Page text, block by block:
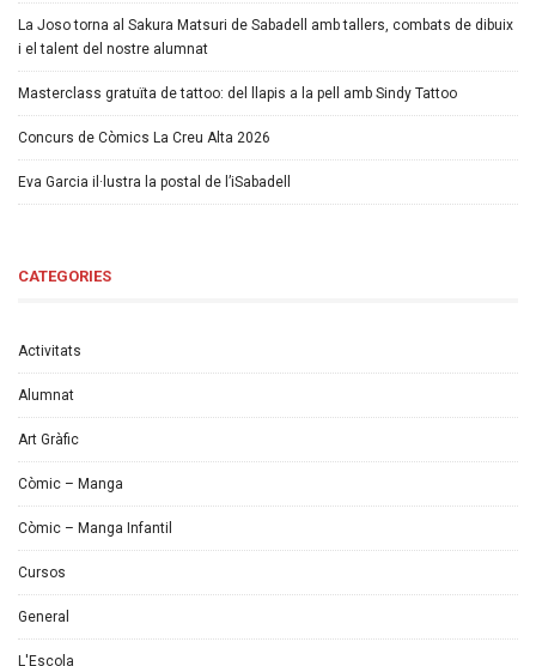
La Joso torna al Sakura Matsuri de Sabadell amb tallers, combats de dibuix
i el talent del nostre alumnat
Masterclass gratuïta de tattoo: del llapis a la pell amb Sindy Tattoo
Concurs de Còmics La Creu Alta 2026
Eva Garcia il·lustra la postal de l’iSabadell
CATEGORIES
Activitats
Alumnat
Art Gràfic
Còmic – Manga
Còmic – Manga Infantil
Cursos
General
L'Escola